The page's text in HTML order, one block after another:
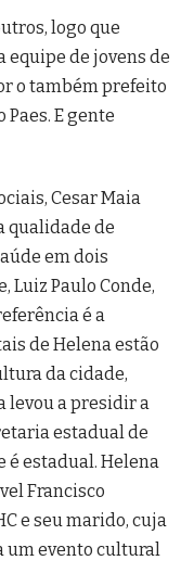
logo que
de jovens de
o também prefeito
E gente
Cesar Maia
qualidade de
em dois
Luiz Paulo Conde,
é a
de Helena estão
da cidade,
levou a presidir a
estadual de
é estadual. Helena
Francisco
e seu marido, cuja
um evento cultural